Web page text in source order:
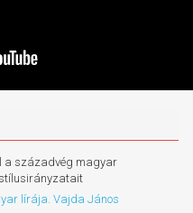
a századvég magyar
lírája. Vajda János